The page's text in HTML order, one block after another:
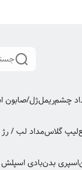
چشمریملژل/صابون
لیپ گلاسمداد لب /
اسپری بدنبادی